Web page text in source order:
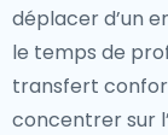
déplacer d’un
le temps de
transfert
concentrer sur